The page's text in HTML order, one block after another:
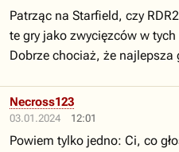
Patrząc na Starfield, czy
te gry jako zwycięzców w
Dobrze chociaż, że najlepsza
03.01.2024 12:01
Necross123
Powiem tylko jedno: Ci, co